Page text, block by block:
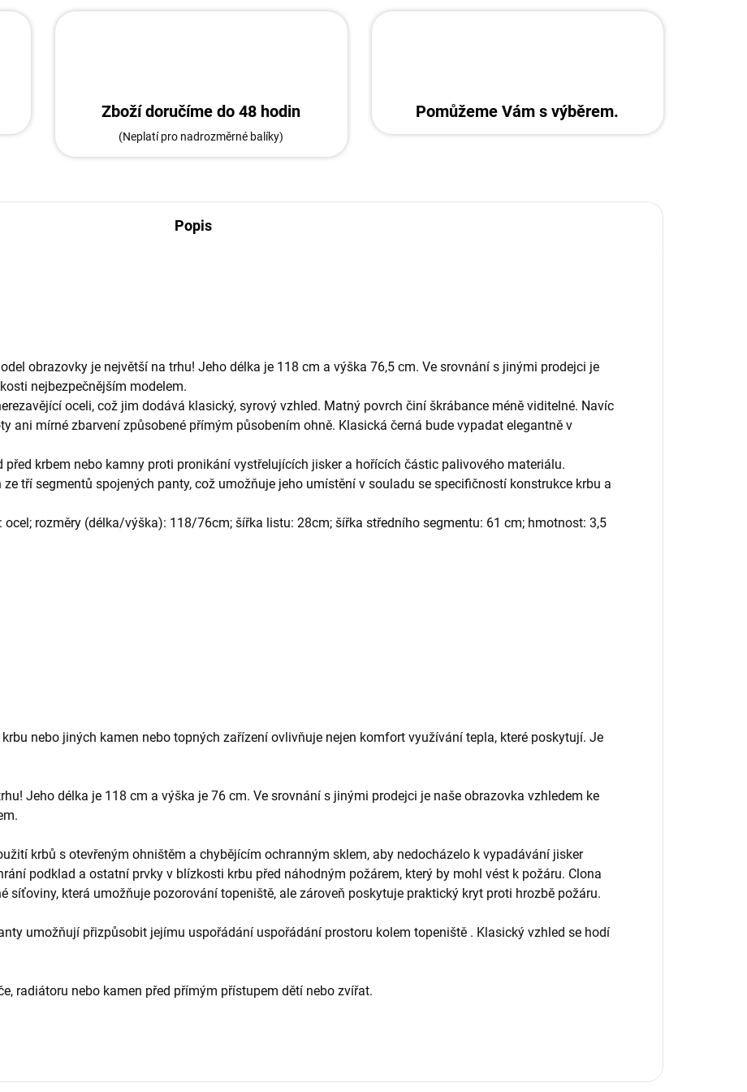
Zboží doručíme do 48 hodin
(Neplatí pro nadrozměrné balíky)
Pomůžeme Vám s výběrem.
Popis
obrazovky je největší na trhu! Jeho délka je 118 cm a výška 76,5 cm. Ve srovnání s jinými prodejci je
nejbezpečnějším modelem.
oceli, což jim dodává klasický, syrový vzhled. Matný povrch činí škrábance méně viditelné. Navíc
ani mírné zbarvení způsobené přímým působením ohně. Klasická černá bude vypadat elegantně v
před krbem nebo kamny proti pronikání vystřelujících jisker a hořících částic palivového materiálu.
ze tří segmentů spojených panty, což umožňuje jeho umístění v souladu se specifičností konstrukce krbu a
ocel; rozměry (délka/výška): 118/76cm; šířka listu: 28cm; šířka středního segmentu: 61 cm; hmotnost: 3,5
nebo jiných kamen nebo topných zařízení ovlivňuje nejen komfort využívání tepla, které poskytují. Je
Jeho délka je 118 cm a výška je 76 cm. Ve srovnání s jinými prodejci je naše obrazovka vzhledem ke
krbů s otevřeným ohništěm a chybějícím ochranným sklem, aby nedocházelo k vypadávání jisker
podklad a ostatní prvky v blízkosti krbu před náhodným požárem, který by mohl vést k požáru. Clona
síťoviny, která umožňuje pozorování topeniště, ale zároveň poskytuje praktický kryt proti hrozbě požáru.
umožňují přizpůsobit jejímu uspořádání uspořádání prostoru kolem topeniště . Klasický vzhled se hodí
radiátoru nebo kamen před přímým přístupem dětí nebo zvířat.